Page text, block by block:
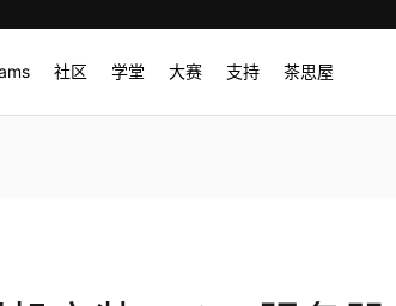
社区 学堂 大赛 支持 茶思屋